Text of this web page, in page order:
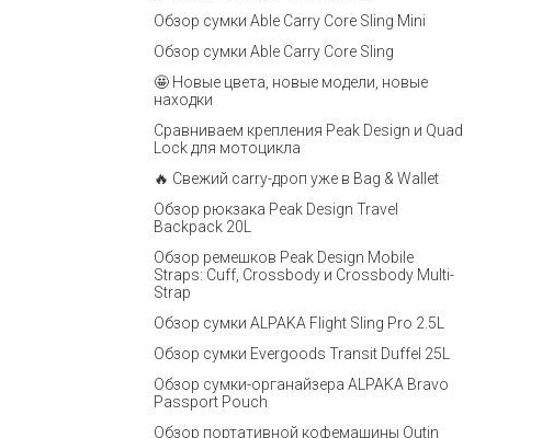
Обзор сумки Able Carry Core Sling Mini
Обзор сумки Able Carry Core Sling
🤩 Новые цвета, новые модели, новые
находки
Сравниваем крепления Peak Design и Quad
Lock для мотоцикла
🔥 Свежий carry-дроп уже в Bag & Wallet
Обзор рюкзака Peak Design Travel
Backpack 20L
Обзор ремешков Peak Design Mobile
Straps: Cuff, Crossbody и Crossbody Multi-
Strap
Обзор сумки ALPAKA Flight Sling Pro 2.5L
Обзор сумки Evergoods Transit Duffel 25L
Обзор сумки-органайзера ALPAKA Bravo
Passport Pouch
Обзор портативной кофемашины Outin